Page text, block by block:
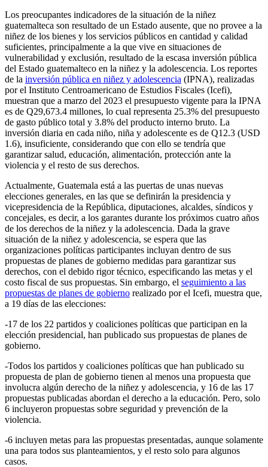
Los preocupantes indicadores de la situación de la niñez
guatemalteca son resultado de un Estado ausente, que no provee a la
niñez de los bienes y los servicios públicos en cantidad y calidad
suficientes, principalmente a la que vive en situaciones de
vulnerabilidad y exclusión, resultado de la escasa inversión pública
del Estado guatemalteco en la niñez y la adolescencia. Los reportes
de la inversión pública en niñez y adolescencia (IPNA), realizadas
por el Instituto Centroamericano de Estudios Fiscales (Icefi),
muestran que a marzo del 2023 el presupuesto vigente para la IPNA
es de Q29,673.4 millones, lo cual representa 25.3% del presupuesto
de gasto público total y 3.8% del producto interno bruto. La
inversión diaria en cada niño, niña y adolescente es de Q12.3 (USD
1.6), insuficiente, considerando que con ello se tendría que
garantizar salud, educación, alimentación, protección ante la
violencia y el resto de sus derechos.
Actualmente, Guatemala está a las puertas de unas nuevas
elecciones generales, en las que se definirán la presidencia y
vicepresidencia de la República, diputaciones, alcaldes, síndicos y
concejales, es decir, a los garantes durante los próximos cuatro años
de los derechos de la niñez y la adolescencia. Dada la grave
situación de la niñez y adolescencia, se espera que las
organizaciones políticas participantes incluyan dentro de sus
propuestas de planes de gobierno medidas para garantizar sus
derechos, con el debido rigor técnico, especificando las metas y el
costo fiscal de sus propuestas. Sin embargo, el seguimiento a las
propuestas de planes de gobierno realizado por el Icefi, muestra que,
a 19 días de las elecciones:
-17 de los 22 partidos y coaliciones políticas que participan en la
elección presidencial, han publicado sus propuestas de planes de
gobierno.
-Todos los partidos y coaliciones políticas que han publicado su
propuesta de plan de gobierno tienen al menos una propuesta que
involucra algún derecho de la niñez y adolescencia, y 16 de las 17
propuestas publicadas abordan el derecho a la educación. Pero, solo
6 incluyeron propuestas sobre seguridad y prevención de la
violencia.
-6 incluyen metas para las propuestas presentadas, aunque solamente
una para todos sus planteamientos, y el resto solo para algunos
casos.